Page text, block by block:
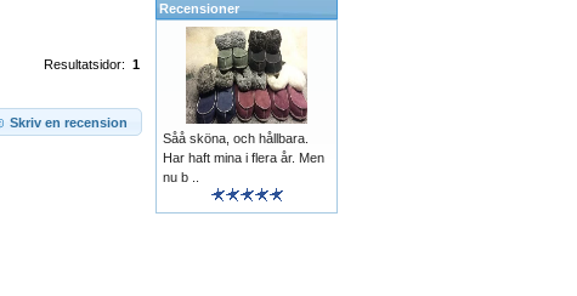
Resultatsidor: 1
Skriv en recension
Recensioner
Såå sköna, och hållbara.
Har haft mina i flera år. Men
nu b ..